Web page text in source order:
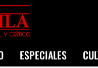
ESPECIALES